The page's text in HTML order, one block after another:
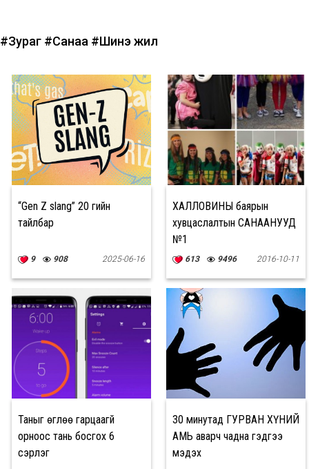
#Зураг #Санаа #Шинэ жил
“Gen Z slang” 20 үгийн
тайлбар
9 908 2025-06-16
ХАЛЛОВИНЫ баярын
хувцаслалтын САНААНУУД
№1
613 9496 2016-10-11
Таныг өглөө гарцаагүй
орноос тань босгох 6
сэрүүлэг
30 минутад ГУРВАН ХҮНИЙ
АМЬ аварч чадна гэдгээ
мэдэх үү